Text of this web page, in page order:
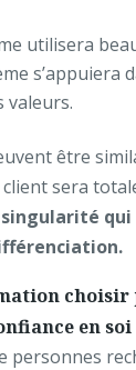
utilisera
s’appuiera
valeurs.
être
client sera
qui
choisir
en soi
personnes